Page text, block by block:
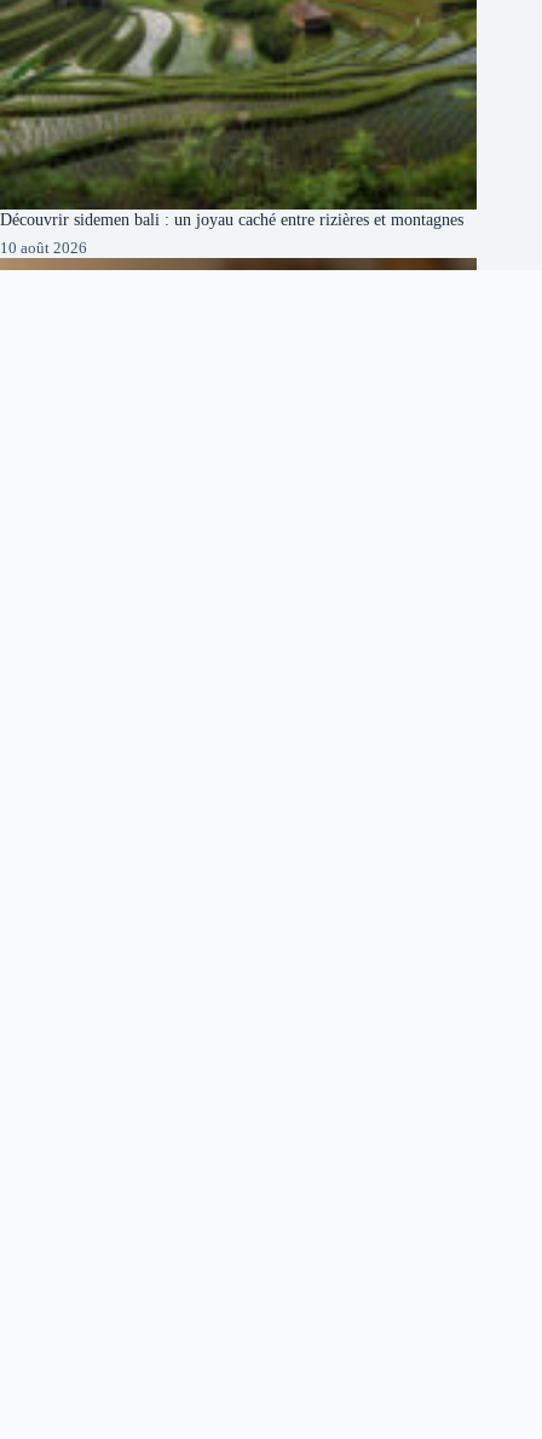
Découvrir sidemen bali : un joyau caché entre rizières et montagnes
10 août 2026